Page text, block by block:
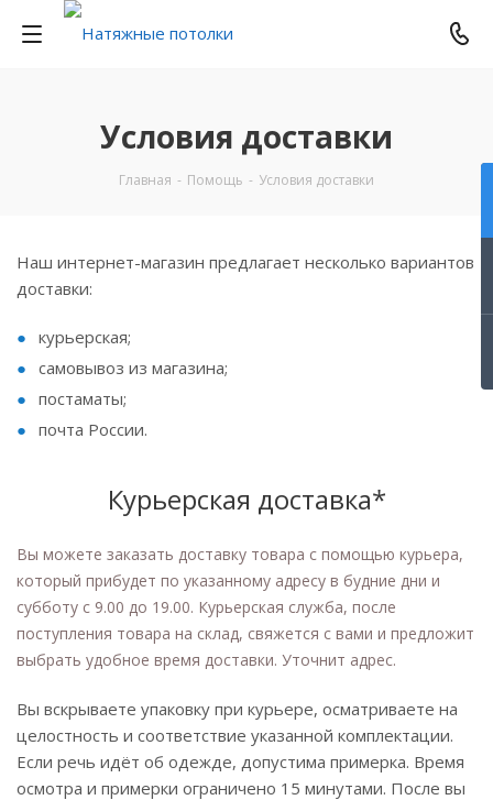
Условия доставки
Главная - Помощь - Условия доставки
Наш интернет-магазин предлагает несколько вариантов
доставки:
курьерская;
самовывоз из магазина;
постаматы;
почта России.
Курьерская доставка*
Вы можете заказать доставку товара с помощью курьера,
который прибудет по указанному адресу в будние дни и
субботу с 9.00 до 19.00. Курьерская служба, после
поступления товара на склад, свяжется с вами и предложит
выбрать удобное время доставки. Уточнит адрес.
Вы вскрываете упаковку при курьере, осматриваете на
целостность и соответствие указанной комплектации.
Если речь идёт об одежде, допустима примерка. Время
осмотра и примерки ограничено 15 минутами. После вы